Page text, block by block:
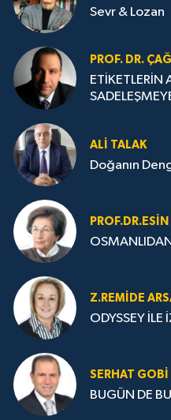
Sevr & Lozan
PROF. DR.
ETİKETLERİN
ALI TALAK
Doğanın
Z.REMIDE
ODYSSEY İLE
SERHAT GOBİ
BUGÜN DE